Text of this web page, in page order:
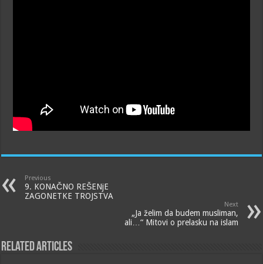
Previous
9. KONAČNO REŠENjE
ZAGONETKE TROJSTVA
Next
„Ja želim da budem musliman,
ali…“ Mitovi o prelasku na islam
Related Articles